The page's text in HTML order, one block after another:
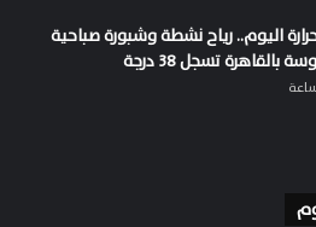
اليوم.. رياح نشطة وشبورة صباحية
بالقاهرة تسجل 38 درجة